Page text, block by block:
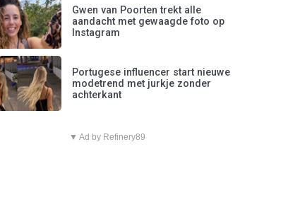
Gwen van Poorten trekt alle
aandacht met gewaagde foto op
Instagram
Portugese influencer start nieuwe
modetrend met jurkje zonder
achterkant
▼ Ad by Refinery89